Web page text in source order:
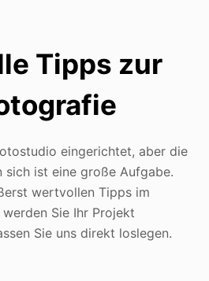
Tipps zur
eingerichtet, aber die
ist eine große Aufgabe.
wertvollen Tipps im
Sie Ihr Projekt
Sie uns direkt loslegen.